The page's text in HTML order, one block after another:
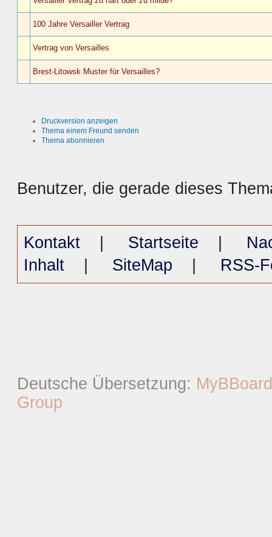
100 Jahre Versailler Vertrag
Vertrag von Versailles
Brest-Litowsk Muster für Versailles?
Druckversion anzeigen
Thema einem Freund senden
Thema abonnieren
Benutzer, die gerade dieses
Kontakt Startseite
Inhalt
SiteMap RSS-
Deutsche Übersetzung:
Group